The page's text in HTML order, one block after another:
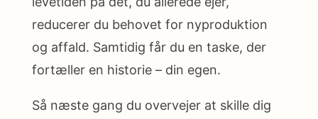
reducerer du behovet for nyproduktion
og affald. Samtidig får du en taske, der
fortæller en historie – din egen.
Så næste gang du overvejer at skille dig